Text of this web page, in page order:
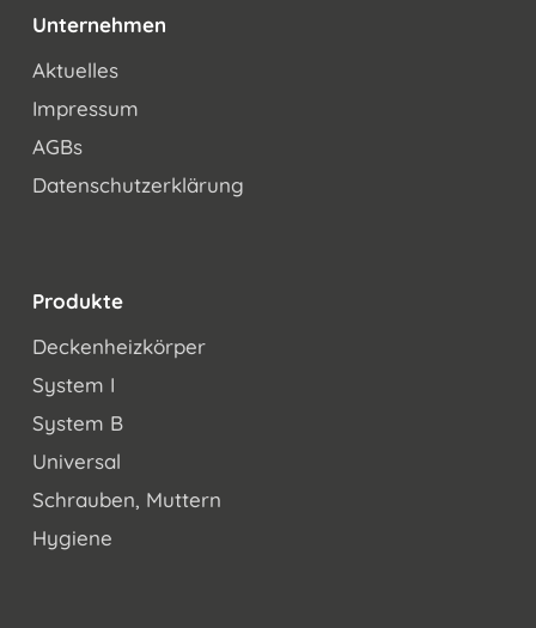
Unternehmen
Aktuelles
Impressum
AGBs
Datenschutzerklärung
Produkte
Deckenheizkörper
System I
System B
Universal
Schrauben, Muttern
Hygiene